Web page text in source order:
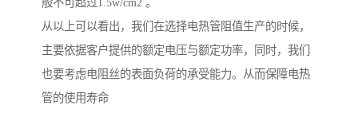
般不可超过1.5w/cm2 。
从以上可以看出，我们在选择电热管阻值生产的时候，
主要依据客户提供的额定电压与额定功率，同时，我们
也要考虑电阻丝的表面负荷的承受能力。从而保障电热
管的使用寿命